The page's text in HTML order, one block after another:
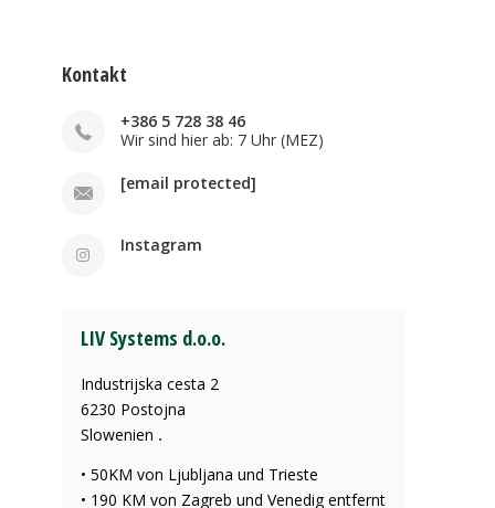
Kontakt
+386 5 728 38 46
Wir sind hier ab: 7 Uhr (MEZ)
[email protected]
Instagram
LIV Systems d.o.o.
Industrijska cesta 2
6230 Postojna
Slowenien .
• 50KM von Ljubljana und Trieste
• 190 KM von Zagreb und Venedig entfernt